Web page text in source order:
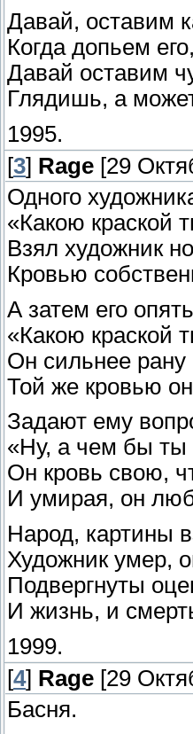
Давай, оставим
Когда допьем
Давай оставим
Глядишь, а
1995.
[3] Rage [29
Одного
«Какою краской
Взял художник
Кровью
А затем его
«Какою краской
Он сильнее рану
Той же кровью
Задают ему
«Ну, а чем бы ты
Он кровь свою,
И умирая, он
Народ, картины
Художник умер,
Подвергнуты
И жизнь, и
1999.
[4] Rage [29
Басня.